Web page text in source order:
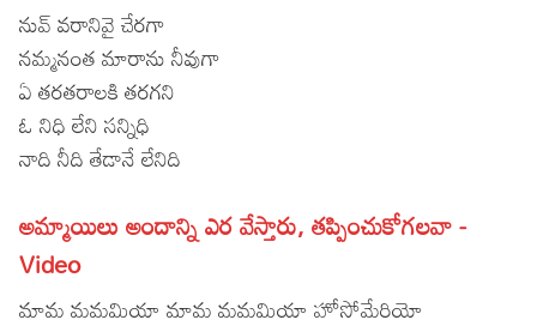
నువ్ వరానివై చేరగా
నమ్మనంత మారాను నీవుగా
ఏ తరతరాలకి తరగని
ఓ నిధి లేని సన్నిధి
నాది నీది తేడానే లేనిది
అమ్మాయిలు అందాన్ని ఎర వేస్తారు, తప్పించుకోగలవా -
Video
మామ మమమియా మామ మమమియా హోసోమేరియో